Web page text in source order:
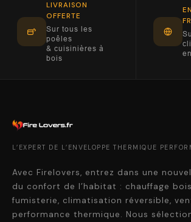
LIVRAISON
OFFERTE
Sur tous les
poêles
& cuisinières à
bois
L’EXPERT DE L’ENVELOPPE THERMIQUE
Avec Firelovers, entrez dans une
du confort de l’habitat : chauffage
fumisterie, climatisation réversible,
performance thermique. Nous